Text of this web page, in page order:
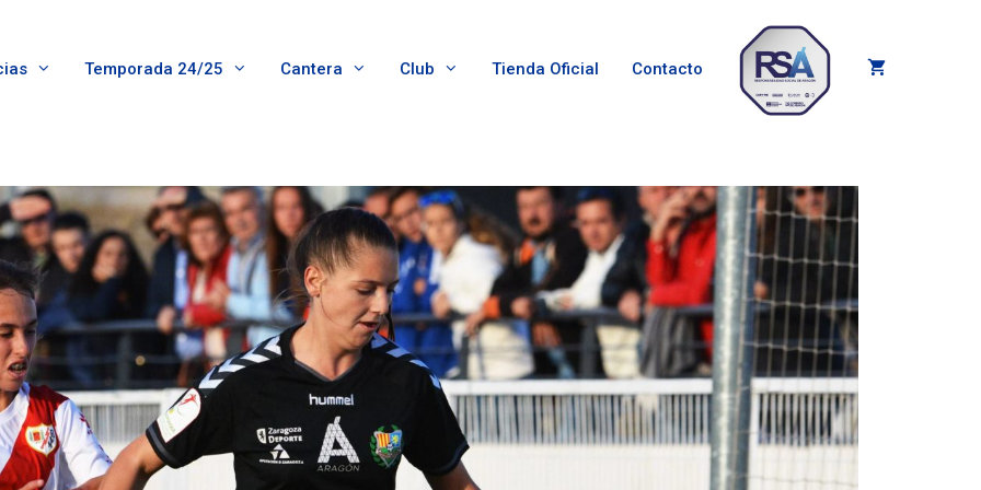
Temporada 24/25 Cantera Club Tienda Oficial Contacto